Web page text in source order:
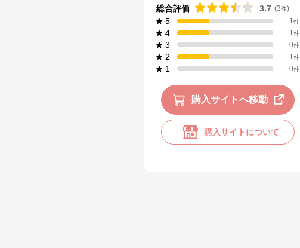
総合評価 3.7 (3件)
5 1件
4 1件
3 0件
2 1件
1 0件
購入サイトへ移動
購入サイトについて